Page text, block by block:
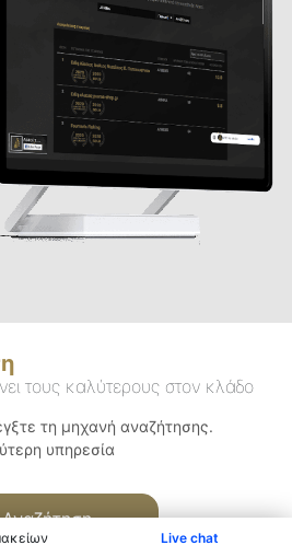
Live chat
τους καλύτερους στον κλάδο
τη μηχανή αναζήτησης.
υπηρεσία
Αναζήτηση